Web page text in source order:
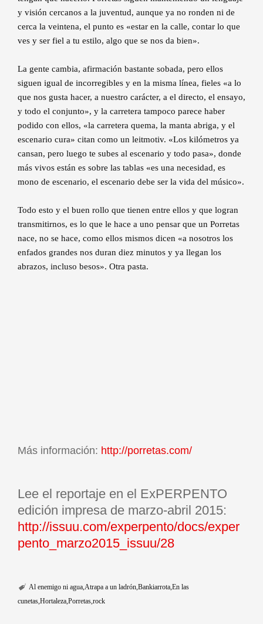
y visión cercanos a la juventud, aunque ya no ronden ni de
cerca la veintena, el punto es «estar en la calle, contar lo que
ves y ser fiel a tu estilo, algo que se nos da bien».
La gente cambia, afirmación bastante sobada, pero ellos
siguen igual de incorregibles y en la misma línea, fieles «a lo
que nos gusta hacer, a nuestro carácter, a el directo, el ensayo,
y todo el conjunto», y la carretera tampoco parece haber
podido con ellos, «la carretera quema, la manta abriga, y el
escenario cura» citan como un leitmotiv. «Los kilómetros ya
cansan, pero luego te subes al escenario y todo pasa», donde
más vivos están es sobre las tablas «es una necesidad, es
mono de escenario, el escenario debe ser la vida del músico».
Todo esto y el buen rollo que tienen entre ellos y que logran
transmitirnos, es lo que le hace a uno pensar que un Porretas
nace, no se hace, como ellos mismos dicen «a nosotros los
enfados grandes nos duran diez minutos y ya llegan los
abrazos, incluso besos». Otra pasta.
Más información: http://porretas.com/
Lee el reportaje en el ExPERPENTO
edición impresa de marzo-abril 2015:
http://issuu.com/experpento/docs/exper
pento_marzo2015_issuu/28
Al enemigo ni agua Atrapa a un ladrón Bankiarrota En las
cunetas Hortaleza Porretas rock